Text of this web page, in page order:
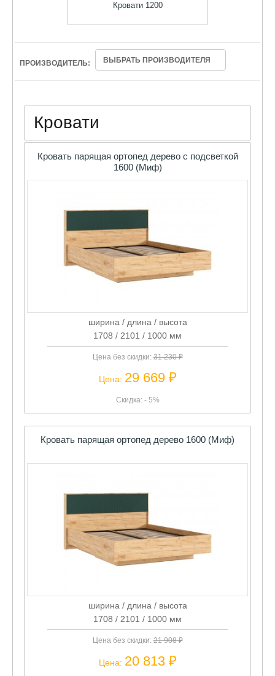
Кровати 1200
ПРОИЗВОДИТЕЛЬ: ВЫБРАТЬ ПРОИЗВОДИТЕЛЯ
Кровати
Кровать парящая ортопед дерево с подсветкой
1600 (Миф)
ширина / длина / высота
1708 / 2101 / 1000 мм
Цена без скидки:31 230 ₽
Цена: 29 669 ₽
Скидка: - 5%
Кровать парящая ортопед дерево 1600 (Миф)
ширина / длина / высота
1708 / 2101 / 1000 мм
Цена без скидки:21 908 ₽
Цена: 20 813 ₽